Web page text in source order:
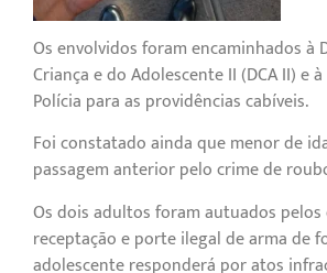
Os envolvidos foram encaminhados à
Criança e do Adolescente II (DCA II) e
Polícia para as providências cabíveis.
Foi constatado ainda que menor de
passagem anterior pelo crime de
Os dois adultos foram autuados
receptação e porte ilegal de arma de
adolescente responderá por atos